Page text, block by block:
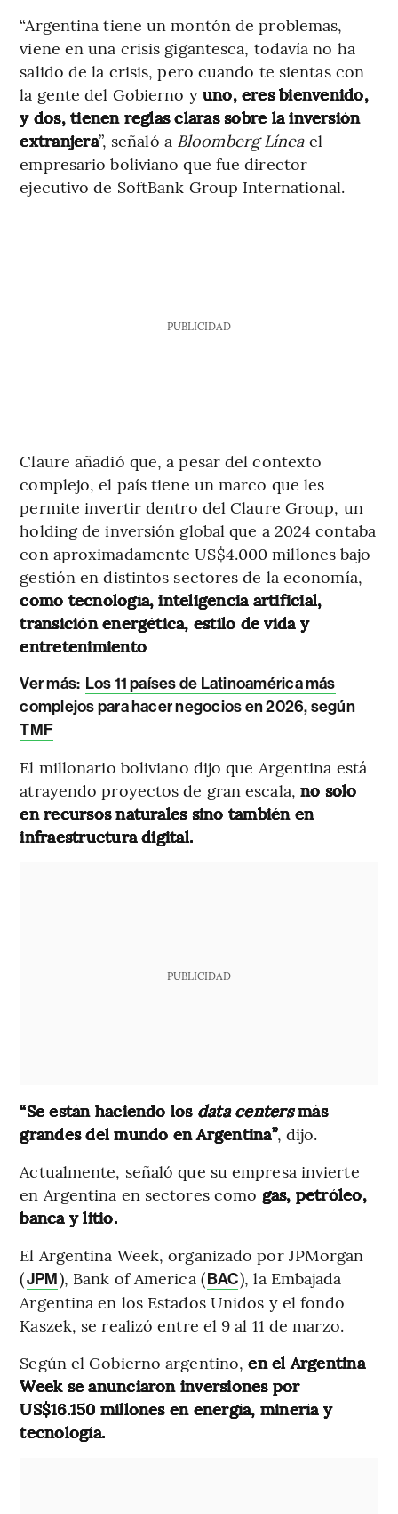
“Argentina tiene un montón de problemas,
viene en una crisis gigantesca, todavía no ha
salido de la crisis, pero cuando te sientas con
la gente del Gobierno y uno, eres bienvenido,
y dos, tienen reglas claras sobre la inversión
extranjera”, señaló a Bloomberg Líneael
empresario boliviano que fue director
ejecutivo de SoftBank Group International.
PUBLICIDAD
Claure añadió que, a pesar del contexto
complejo, el país tiene un marco que les
permite invertir dentro del Claure Group, un
holding de inversión global que a 2024 contaba
con aproximadamente US$4.000 millones bajo
gestión en distintos sectores de la economía,
como tecnología, inteligencia artificial,
transición energética, estilo de vida y
entretenimiento
Ver más: Los 11 países de Latinoamérica más
complejos para hacer negocios en 2026, según
TMF
El millonario boliviano dijo que Argentina está
atrayendo proyectos de gran escala, no solo
en recursos naturales sino también en
infraestructura digital.
PUBLICIDAD
“Se están haciendo los data centersmás
grandes del mundo en Argentina”, dijo.
Actualmente, señaló que su empresa invierte
en Argentina en sectores como gas, petróleo,
banca y litio.
El Argentina Week, organizado por JPMorgan
(JPM), Bank of America (BAC), la Embajada
Argentina en los Estados Unidos y el fondo
Kaszek, se realizó entre el 9 al 11 de marzo.
Según el Gobierno argentino,en el Argentina
Week se anunciaron inversiones por
US$16.150 millones en energía, minería y
tecnología.